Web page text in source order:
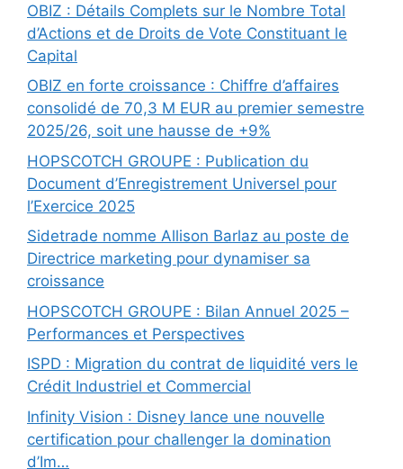
OBIZ : Détails Complets sur le Nombre Total
d’Actions et de Droits de Vote Constituant le
Capital
OBIZ en forte croissance : Chiffre d’affaires
consolidé de 70,3 M EUR au premier semestre
2025/26, soit une hausse de +9%
HOPSCOTCH GROUPE : Publication du
Document d’Enregistrement Universel pour
l’Exercice 2025
Sidetrade nomme Allison Barlaz au poste de
Directrice marketing pour dynamiser sa
croissance
HOPSCOTCH GROUPE : Bilan Annuel 2025 –
Performances et Perspectives
ISPD : Migration du contrat de liquidité vers le
Crédit Industriel et Commercial
Infinity Vision : Disney lance une nouvelle
certification pour challenger la domination
d’Im…